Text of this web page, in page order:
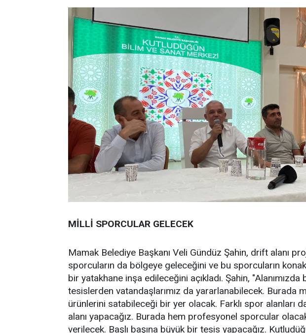
MİLLİ SPORCULAR GELECEK
Mamak Belediye Başkanı Veli Gündüz Şahin, drift alanı
sporcuların da bölgeye geleceğini ve bu sporcuların
bir yatakhane inşa edileceğini açıkladı. Şahin,
tesislerden vatandaşlarımız da yararlanabilecek. Burada
ürünlerini satabileceği bir yer olacak. Farklı spor alanları
alanı yapacağız. Burada hem profesyonel sporcular
verilecek. Başlı başına büyük bir tesis yapacağız.